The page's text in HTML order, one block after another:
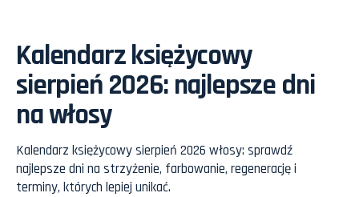
Kalendarz księżycowy
sierpień 2026: najlepsze dni
na włosy
Kalendarz księżycowy sierpień 2026 włosy: sprawdź
najlepsze dni na strzyżenie, farbowanie, regenerację i
terminy, których lepiej unikać.